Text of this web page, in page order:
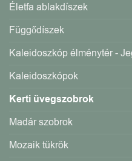
Életfa ablakdíszek
Függődíszek
Kaleidoszkóp élménytér -
Kaleidoszkópok
Kerti üvegszobrok
Madár szobrok
Mozaik tükrök